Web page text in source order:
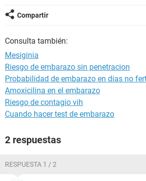
Compartir
Consulta también:
Mesiginia
Riesgo de embarazo sin penetracion
Probabilidad de embarazo en dias no
Amoxicilina en el embarazo
Riesgo de contagio vih
Cuando hacer test de embarazo
2 respuestas
RESPUESTA 1 / 2